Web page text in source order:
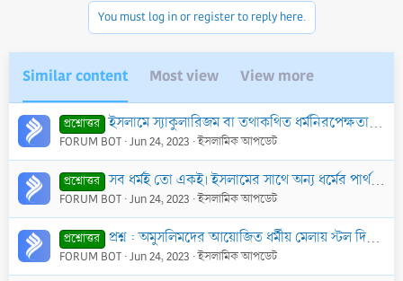
You must log in or register to reply here.
Similar content Most view View more
প্রশ্নোত্তর ইসলামে স্যাকুলারিজম বা তথাকথিত ধর্মনিরপেক্ষতায় বিশ্বাস করার বিধান কী? এবং ধর্মনিরপেক্ষতার সাথে বিশ্বায়ণ (পশ্চাত্য সভ্যতার প্রসার) এর সম্পর্ক কী?
FORUM BOT Jun 24, 2023 ইসলামিক আপডেট
প্রশ্নোত্তর সব ধর্মই তো একই। ইসলামের সাথে অন্য ধর্মের পার্থক্য কি?
FORUM BOT Jun 24, 2023 ইসলামিক আপডেট
প্রশ্নোত্তর প্রশ্ন : অমুসলিমদের আয়োজিত ধর্মীয় মেলায় স্টল দিয়ে কিছু বিক্রি করা যাবে কি?
FORUM BOT Jun 24, 2023 ইসলামিক আপডেট